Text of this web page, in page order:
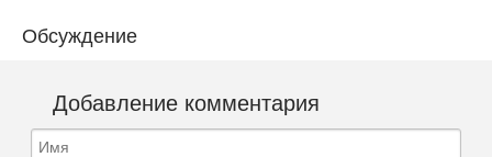
Обсуждение
Добавление комментария
Имя